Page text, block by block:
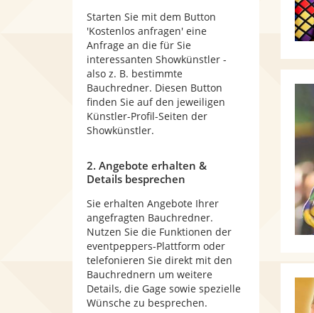
Starten Sie mit dem Button
'Kostenlos anfragen' eine
Anfrage an die für Sie
interessanten Showkünstler -
also z. B. bestimmte
Bauchredner. Diesen Button
finden Sie auf den jeweiligen
Künstler-Profil-Seiten der
Showkünstler.
2. Angebote erhalten &
Details besprechen
Sie erhalten Angebote Ihrer
angefragten Bauchredner.
Nutzen Sie die Funktionen der
eventpeppers-Plattform oder
telefonieren Sie direkt mit den
Bauchrednern um weitere
Details, die Gage sowie spezielle
Wünsche zu besprechen.